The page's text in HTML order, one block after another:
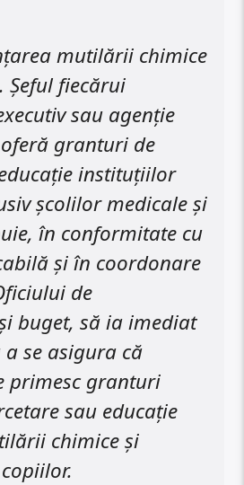
mutilării chimice
Șeful fiecărui
sau agenție
granturi de
instituțiilor
școlilor medicale și
în conformitate cu
și în coordonare
de
buget, să ia imediat
se asigura că
primesc granturi
sau educație
chimice și